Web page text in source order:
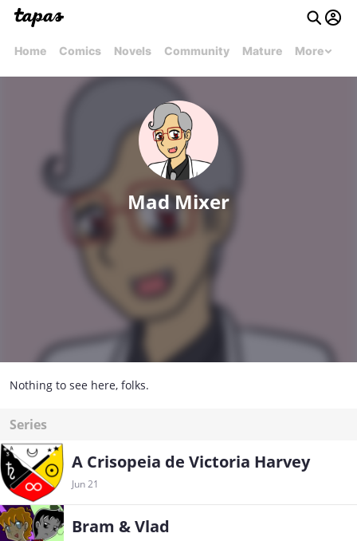
Home Comics Novels Community Mature More
Mad Mixer
Nothing to see here, folks.
Series
A Crisopeia de Victoria Harvey
Jun 21
Bram & Vlad